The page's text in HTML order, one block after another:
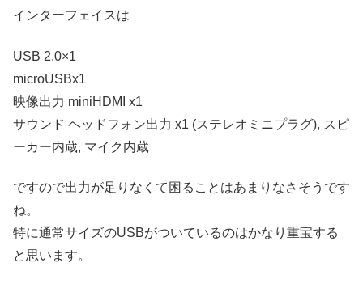
インターフェイスは
USB 2.0×1
microUSBx1
映像出力 miniHDMI x1
サウンド ヘッドフォン出力 x1 (ステレオミニプラグ), スピ
ーカー内蔵, マイク内蔵
ですので出力が足りなくて困ることはあまりなさそうです
ね。
特に通常サイズのUSBがついているのはかなり重宝する
と思います。